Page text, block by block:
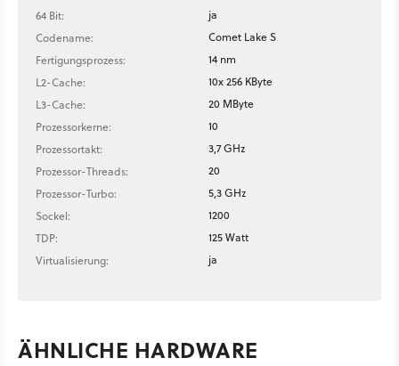
64 Bit:
ja
Codename:
Comet Lake S
Fertigungsprozess:
14 nm
L2-Cache:
10x 256 KByte
L3-Cache:
20 MByte
Prozessorkerne:
10
Prozessortakt:
3,7 GHz
Prozessor-Threads:
20
Prozessor-Turbo:
5,3 GHz
Sockel:
1200
TDP:
125 Watt
Virtualisierung:
ja
ÄHNLICHE HARDWARE